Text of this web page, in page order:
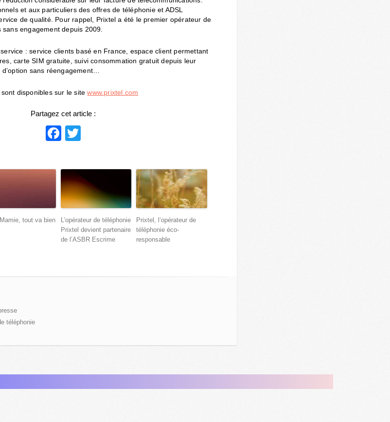
et aux particuliers des offres de téléphonie et ADSL
de qualité. Pour rappel, Prixtel a été le premier opérateur de
engagement depuis 2009.
: service clients basé en France, espace client permettant
carte SIM gratuite, suivi consommation gratuit depuis leur
sans réengagement…
disponibles sur le sitewww.prixtel.com
Partagez cet article :
Facebook
tout va bien
L’opérateur de téléphonie
Prixtel devient partenaire
de l’ASBR Escrime
Prixtel, l’opérateur de
téléphonie éco-
responsable
téléphonie